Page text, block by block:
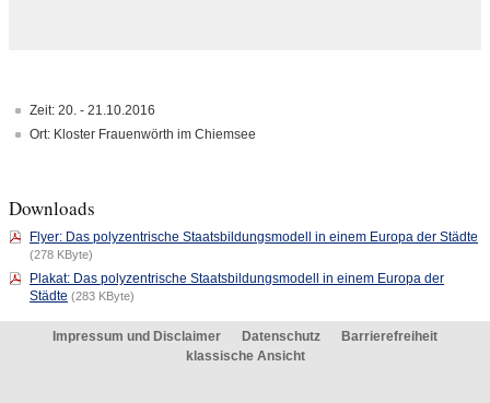
Zeit: 20. - 21.10.2016
Ort: Kloster Frauenwörth im Chiemsee
Downloads
Flyer: Das polyzentrische Staatsbildungsmodell in einem Europa der Städte
(278 KByte)
Plakat: Das polyzentrische Staatsbildungsmodell in einem Europa der
Städte (283 KByte)
Impressum und Disclaimer Datenschutz
Barrierefreiheit
klassische Ansicht